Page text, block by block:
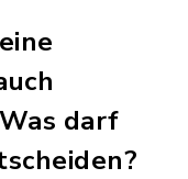
darf